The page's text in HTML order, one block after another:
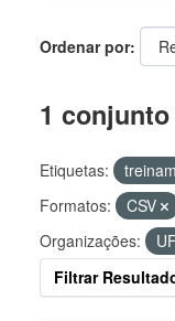
Ordenar por
1
Etiquetas:
Formatos:
CSV
Organizações:
Filtrar